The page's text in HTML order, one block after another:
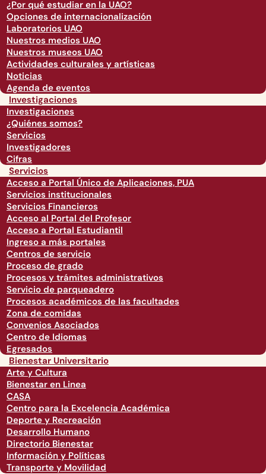
¿Por qué estudiar en la UAO?
Opciones de internacionalización
Laboratorios UAO
Nuestros medios UAO
Nuestros museos UAO
Actividades culturales y artísticas
Noticias
Agenda de eventos
Investigaciones
Investigaciones
¿Quiénes somos?
Servicios
Investigadores
Cifras
Servicios
Acceso a Portal Único de Aplicaciones, PUA
Servicios institucionales
Servicios Financieros
Acceso al Portal del Profesor
Acceso a Portal Estudiantil
Ingreso a más portales
Centros de servicio
Proceso de grado
Procesos y trámites administrativos
Servicio de parqueadero
Procesos académicos de las facultades
Zona de comidas
Convenios Asociados
Centro de Idiomas
Egresados
Bienestar Universitario
Arte y Cultura
Bienestar en Linea
CASA
Centro para la Excelencia Académica
Deporte y Recreación
Desarrollo Humano
Directorio Bienestar
Información y Políticas
Transporte y Movilidad